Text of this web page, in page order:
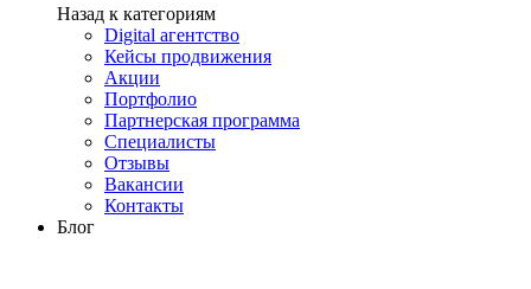
Назад к категориям
Digital агентство
Кейсы продвижения
Акции
Портфолио
Партнерская программа
Специалисты
Отзывы
Вакансии
Контакты
Блог